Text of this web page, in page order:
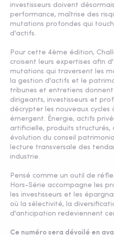
investisseurs doivent
performance, maîtrise des
mutations profondes qui
d'actifs.
Pour cette 4ème édition,
croisent leurs expertises afin
mutations qui traversent les
la gestion d'actifs et le
tribunes et entretiens
dirigeants, investisseurs et
décrypter les nouveaux
émergent. Énergie, actifs
artificielle, produits structurés,
évolution du conseil
lecture transversale des
industrie.
Pensé comme un outil de
Hors-Série accompagne les
les investisseurs et les
où la sélectivité, la
d'anticipation redeviennent
Ce numéro sera dévoilé en